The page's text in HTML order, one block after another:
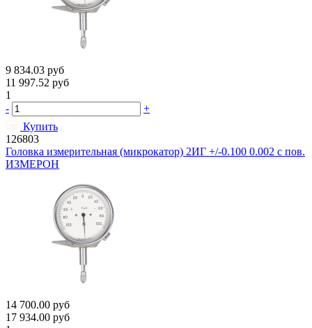
9 834.03 руб
11 997.52 руб
1
-
+
Купить
126803
Головка измерительная (микрокатор) 2ИГ +/-0.100 0.002 с пов.
ИЗМЕРОН
14 700.00 руб
17 934.00 руб